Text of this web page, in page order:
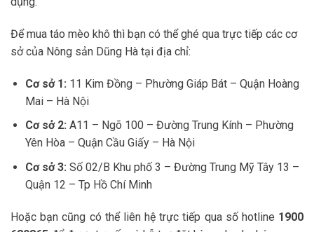
Để mua táo mèo khô thì bạn có thể ghé qua trực tiếp các cơ
sở của Nông sản Dũng Hà tại địa chỉ:
Cơ sở 1: 11 Kim Đồng – Phường Giáp Bát – Quận Hoàng
Mai – Hà Nội
Cơ sở 2: A11 – Ngõ 100 – Đường Trung Kính – Phường
Yên Hòa – Quận Cầu Giấy – Hà Nội
Cơ sở 3: Số 02/B Khu phố 3 – Đường Trung Mỹ Tây 13 –
Quận 12 – Tp Hồ Chí Minh
Hoặc bạn cũng có thể liên hệ trực tiếp qua số hotline 1900